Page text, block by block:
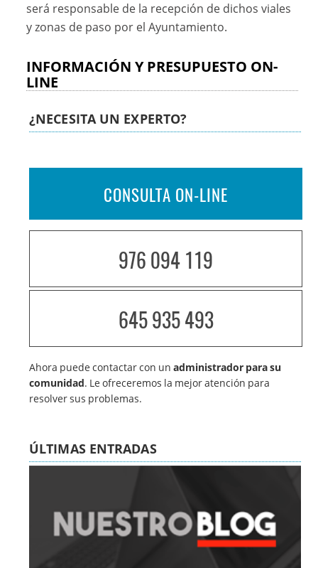
será responsable de la recepción de dichos viales
y zonas de paso por el Ayuntamiento.
INFORMACIÓN Y PRESUPUESTO ON-
LINE
¿NECESITA UN EXPERTO?
CONSULTA ON-LINE
976 094 119
645 935 493
Ahora puede contactar con unadministrador para su
comunidad. Le ofreceremos la mejor atención para
resolver sus problemas.
ÚLTIMAS ENTRADAS